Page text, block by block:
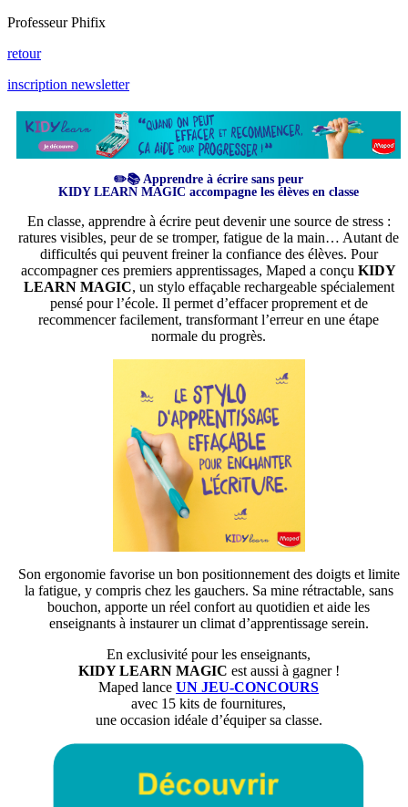
Professeur Phifix
retour
inscription newsletter
✏️📚 Apprendre à écrire sans peur
KIDY LEARN MAGIC accompagne les élèves en classe
En classe, apprendre à écrire peut devenir une source de stress :
ratures visibles, peur de se tromper, fatigue de la main… Autant de
difficultés qui peuvent freiner la confiance des élèves. Pour
accompagner ces premiers apprentissages, Maped a conçu KIDY
LEARN MAGIC, un stylo effaçable rechargeable spécialement
pensé pour l’école. Il permet d’effacer proprement et de
recommencer facilement, transformant l’erreur en une étape
normale du progrès.
Son ergonomie favorise un bon positionnement des doigts et limite
la fatigue, y compris chez les gauchers. Sa mine rétractable, sans
bouchon, apporte un réel confort au quotidien et aide les
enseignants à instaurer un climat d’apprentissage serein.
En exclusivité pour les enseignants,
KIDY LEARN MAGIC est aussi à gagner !
Maped lance UN JEU-CONCOURS
avec 15 kits de fournitures,
une occasion idéale d’équiper sa classe.